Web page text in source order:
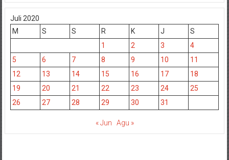
Juli 2020
M
S S R K J
S
1
2 3
4
5
6 7 8 9 10
11
12
13 14 15 16 17
18
19
20 21 22 23 24
25
26
27 28 29 30 31
« Jun Agu »